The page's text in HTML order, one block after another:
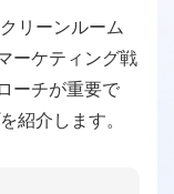
リーンルーム
ーケティング戦
ーチが重要で
紹介します。